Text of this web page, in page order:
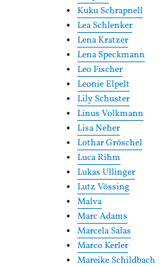
Kuku Schrapnell
Lea Schlenker
Lena Kratzer
Lena Speckmann
Leo Fischer
Leonie Elpelt
Lily Schuster
Linus Volkmann
Lisa Neher
Lothar Gröschel
Luca Rihm
Lukas Ullinger
Lutz Vössing
Malva
Marc Adams
Marcela Salas
Marco Kerler
Mareike Schildbach